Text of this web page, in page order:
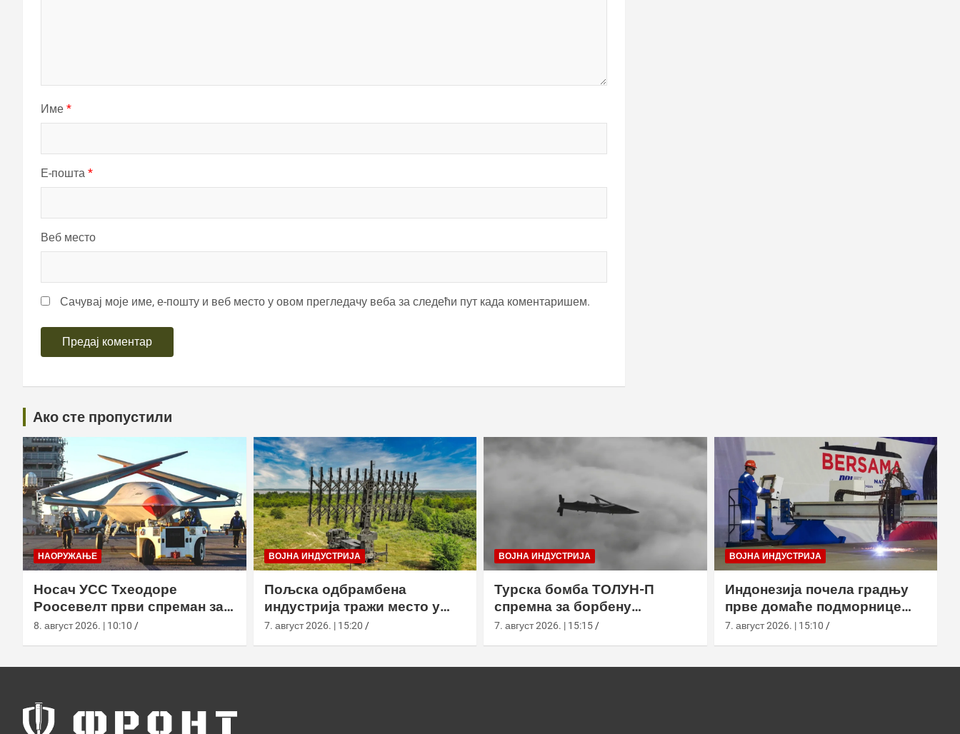
Име *
Е-пошта *
Веб место
Сачувај моје име, е-пошту и веб место у овом прегледачу веба за следећи пут када коментаришем.
Ако сте пропустили
НАОРУЖАЊЕ
Носач УСС Тхеодоре
Роосевелт први спреман за
МQ-25 Стинграy, али
8. август 2026. | 10:10
ВОЈНА ИНДУСТРИЈА
Пољска одбрамбена
индустрија тражи место у
европском противракетном
7. август 2026. | 15:20
ВОЈНА ИНДУСТРИЈА
Турска бомба ТОЛУН-П
спремна за борбену
употребу
7. август 2026. | 15:15
ВОЈНА ИНДУСТРИЈА
Индонезија почела градњу
прве домаће подморнице
класе Сцорпèне
7. август 2026. | 15:10